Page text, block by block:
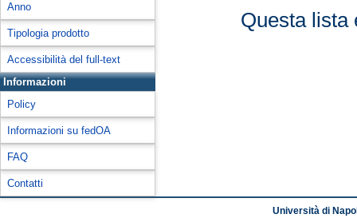
Anno
Tipologia prodotto
Accessibilità del full-text
Informazioni
Policy
Informazioni su fedOA
FAQ
Contatti
Questa lista
Università di